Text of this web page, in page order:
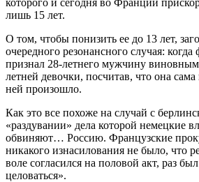
лишь 15 лет.
О том, чтобы понизить ее до 13 лет,
очередного резонансного случая:
признал 28-летнего мужчину
летней девочки, посчитав, что она
ней произошло.
Как это все похоже на случай с
«раздувании» дела которой немецкие
обвиняют… Россию. Французские
никакого изнасилования не было, что
воле согласился на половой акт, раз
целоваться».